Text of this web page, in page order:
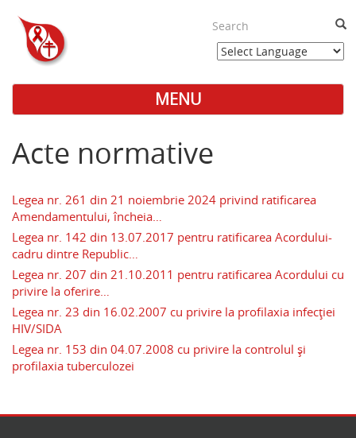
main
content
Main
MENU
Acte normative
Legea nr. 261 din 21 noiembrie 2024 privind ratificarea
Amendamentului, încheia…
Legea nr. 142 din 13.07.2017 pentru ratificarea Acordului-
cadru dintre Republic…
Legea nr. 207 din 21.10.2011 pentru ratificarea Acordului cu
privire la oferire…
Legea nr. 23 din 16.02.2007 cu privire la profilaxia infecţiei
HIV/SIDA
Legea nr. 153 din 04.07.2008 cu privire la controlul şi
profilaxia tuberculozei